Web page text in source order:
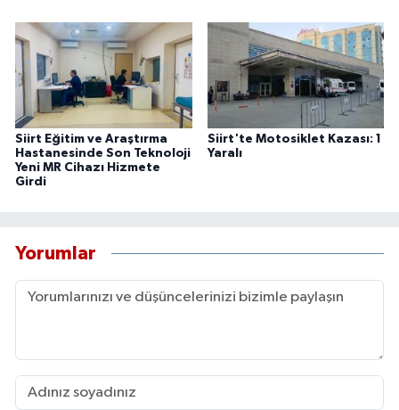
Siirt Eğitim ve Araştırma
Hastanesinde Son Teknoloji
Yeni MR Cihazı Hizmete
Girdi
Siirt'te Motosiklet Kazası: 1
Yaralı
Yorumlar